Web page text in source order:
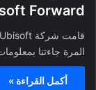
Forward
المرة جاءتنا
أكمل القراءة »